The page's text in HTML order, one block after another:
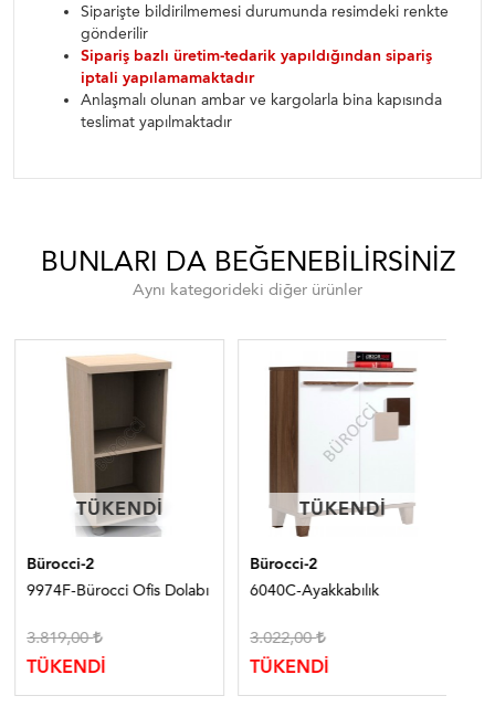
Siparişte bildirilmemesi durumunda resimdeki renkte
gönderilir
Sipariş bazlı üretim-tedarik yapıldığından sipariş
iptali yapılamamaktadır
Anlaşmalı olunan ambar ve kargolarla bina kapısında
teslimat yapılmaktadır
BUNLARI DA BEĞENEBILIRSINIZ
Aynı kategorideki diğer ürünler
TÜKENDI
TÜKENDI
Bürocci-2
9974F-Bürocci Ofis Dolabı
3.819,00
TÜKENDİ
TÜKENDI
TÜKENDI
Bürocci-2
6040C-Ayakkabılık
3.022,00
TÜKENDİ